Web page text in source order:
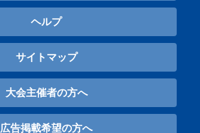
ヘルプ
サイトマップ
大会主催者の方へ
広告掲載希望の方へ